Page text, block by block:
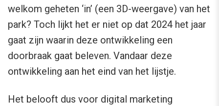
welkom geheten ‘in’ (een 3D-weergave) van het
park? Toch lijkt het er niet op dat 2024 het jaar
gaat zijn waarin deze ontwikkeling een
doorbraak gaat beleven. Vandaar deze
ontwikkeling aan het eind van het lijstje.
Het belooft dus voor digital marketing